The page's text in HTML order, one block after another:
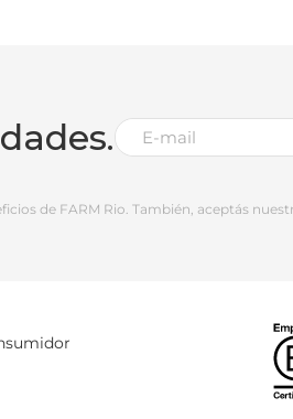
de FARM Rio. También, aceptás